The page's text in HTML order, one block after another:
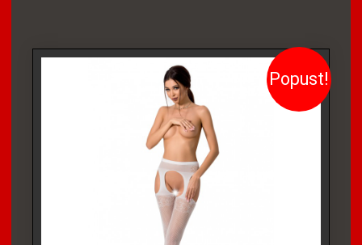
Popust!